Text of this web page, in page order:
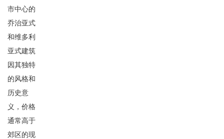
市中心的
乔治亚式
和维多利
亚式建筑
因其独特
的风格和
历史意
义，价格
通常高于
郊区的现